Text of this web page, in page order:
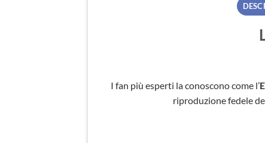
I fan più esperti la conoscono come l’
riproduzione fedele